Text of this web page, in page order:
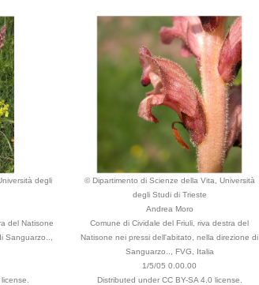
degli
del Natisone
Sanguarzo..,
© Dipartimento di Scienze della Vita, Università
degli Studi di Trieste
Andrea Moro
Comune di Cividale del Friuli, riva destra del
Natisone nei pressi dell'abitato, nella direzione di
Sanguarzo.., FVG, Italia
1/5/05 0.00.00
Distributed under CC BY-SA 4.0 license.